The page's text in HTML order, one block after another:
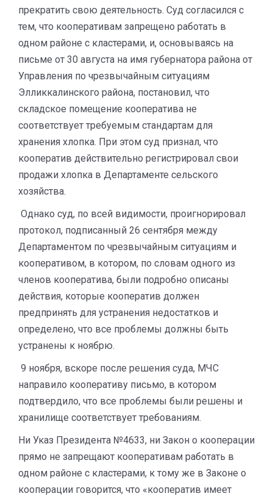
прекратить свою деятельность. Суд согласился с
тем, что кооперативам запрещено работать в
одном районе с кластерами, и, основываясь на
письме от 30 августа на имя губернатора района от
Управления по чрезвычайным ситуациям
Элликкалинского района, постановил, что
складское помещение кооператива не
соответствует требуемым стандартам для
хранения хлопка. При этом суд признал, что
кооператив действительно регистрировал свои
продажи хлопка в Департаменте сельского
хозяйства.
Однако суд, по всей видимости, проигнорировал
протокол, подписанный 26 сентября между
Департаментом по чрезвычайным ситуациям и
кооперативом, в котором, по словам одного из
членов кооператива, были подробно описаны
действия, которые кооператив должен
предпринять для устранения недостатков и
определено, что все проблемы должны быть
устранены к ноябрю.
9 ноября, вскоре после решения суда, МЧС
направило кооперативу письмо, в котором
подтвердило, что все проблемы были решены и
хранилище соответствует требованиям.
Ни Указ Президента №4633, ни Закон о кооперации
прямо не запрещают кооперативам работать в
одном районе с кластерами, к тому же в Законе о
кооперации говорится, что «кооператив имеет